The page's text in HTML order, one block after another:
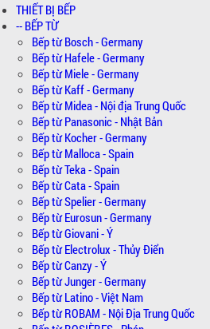
THIẾT BỊ BẾP
-- BẾP TỪ
Bếp từ Bosch - Germany
Bếp từ Hafele - Germany
Bếp từ Miele - Germany
Bếp từ Kaff - Germany
Bếp từ Midea - Nội địa Trung Quốc
Bếp từ Panasonic - Nhật Bản
Bếp từ Kocher - Germany
Bếp từ Malloca - Spain
Bếp từ Teka - Spain
Bếp từ Cata - Spain
Bếp từ Spelier - Germany
Bếp từ Eurosun - Germany
Bếp từ Giovani - Ý
Bếp từ Electrolux - Thủy Điển
Bếp từ Canzy - Ý
Bếp từ Junger - Germany
Bếp từ Latino - Việt Nam
Bếp từ ROBAM - Nội Địa Trung Quốc